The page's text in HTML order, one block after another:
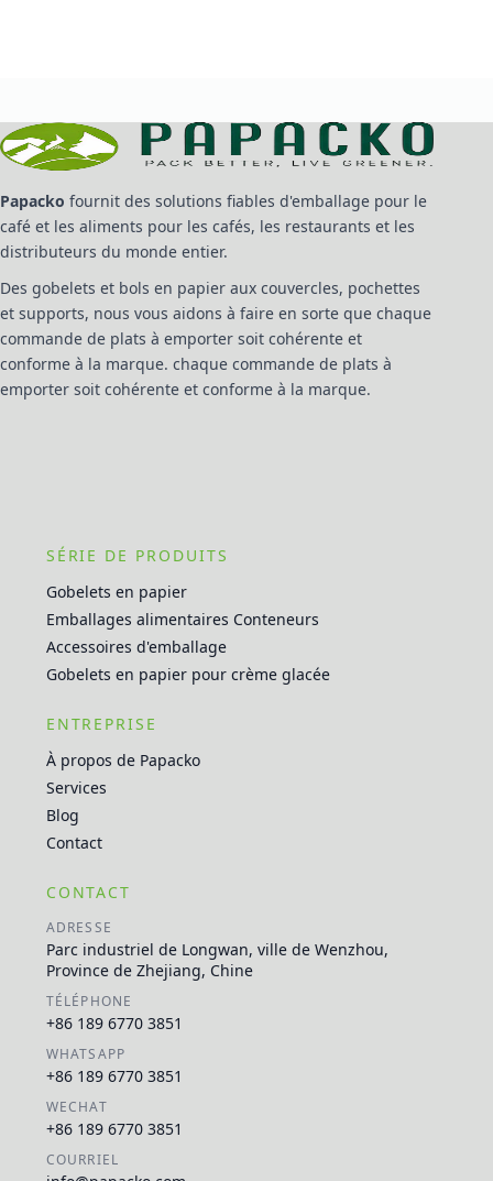
Papacko fournit des solutions fiables d'emballage pour le
café et les aliments pour les cafés, les restaurants et les
distributeurs du monde entier.
Des gobelets et bols en papier aux couvercles, pochettes
et supports, nous vous aidons à faire en sorte que chaque
commande de plats à emporter soit cohérente et
conforme à la marque. chaque commande de plats à
emporter soit cohérente et conforme à la marque.
SÉRIE DE PRODUITS
Gobelets en papier
Emballages alimentaires Conteneurs
Accessoires d'emballage
Gobelets en papier pour crème glacée
ENTREPRISE
À propos de Papacko
Services
Blog
Contact
CONTACT
ADRESSE
Parc industriel de Longwan, ville de Wenzhou,
Province de Zhejiang, Chine
TÉLÉPHONE
+86 189 6770 3851
WHATSAPP
+86 189 6770 3851
WECHAT
+86 189 6770 3851
COURRIEL